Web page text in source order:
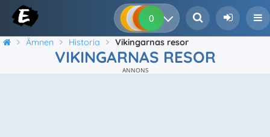
0 0 0
Ämnen Historia Vikingarnas resor
VIKINGARNAS RESOR
ANNONS